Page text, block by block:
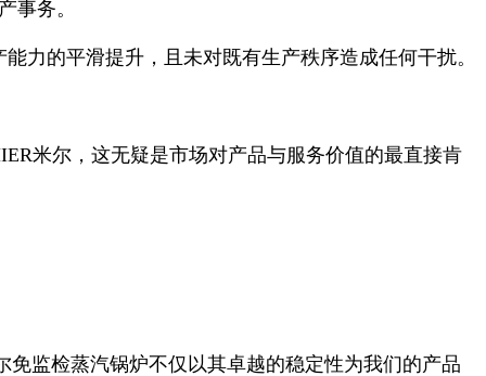
事务。
力的平滑提升，且未对既有生产秩序造成任何干扰。
米尔，这无疑是市场对产品与服务价值的最直接肯
监检蒸汽锅炉不仅以其卓越的稳定性为我们的产品